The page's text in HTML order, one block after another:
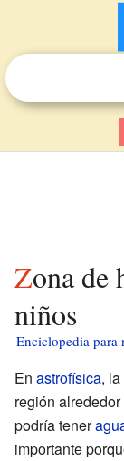
Zona de habitabilidad para
niños
Enciclopedia para
En astrofísica, la
región
podría tener
importante